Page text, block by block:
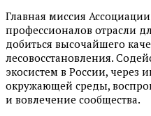
Главная миссия
профессионалов отрасли
добиться высочайшего
лесовосстановления.
экосистем в России, через
окружающей среды,
и вовлечение сообщества.